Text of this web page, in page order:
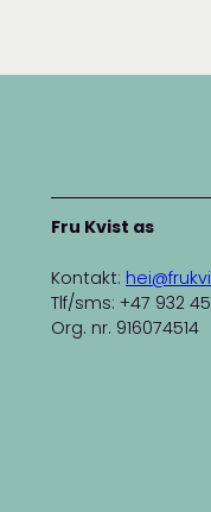
Fru Kvist as
Kontakt:
Tlf/sms: +47 932
Org. nr. 916074514